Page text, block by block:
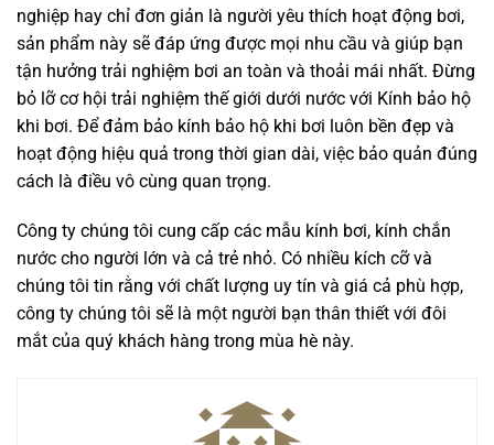
nghiệp hay chỉ đơn giản là người yêu thích hoạt động bơi,
sản phẩm này sẽ đáp ứng được mọi nhu cầu và giúp bạn
tận hưởng trải nghiệm bơi an toàn và thoải mái nhất. Đừng
bỏ lỡ cơ hội trải nghiệm thế giới dưới nước với Kính bảo hộ
khi bơi. Để đảm bảo kính bảo hộ khi bơi luôn bền đẹp và
hoạt động hiệu quả trong thời gian dài, việc bảo quản đúng
cách là điều vô cùng quan trọng.
Công ty chúng tôi cung cấp các mẫu kính bơi, kính chắn
nước cho người lớn và cả trẻ nhỏ. Có nhiều kích cỡ và
chúng tôi tin rằng với chất lượng uy tín và giá cả phù hợp,
công ty chúng tôi sẽ là một người bạn thân thiết với đôi
mắt của quý khách hàng trong mùa hè này.